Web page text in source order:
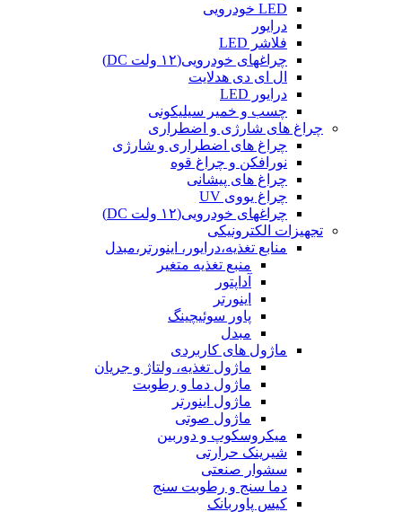
LED خودرویی
درایور
فلاشر LED
چراغهای خودرویی(۱۲ ولت DC)
ال ای دی هدلایت
درایور LED
چسب و خمیر سیلیکونی
چراغ های شارژی و اضطراری
چراغ های اضطراری و شارژی
نورافکن و چراغ قوه
چراغ های پیشانی
چراغ یووی UV
چراغهای خودرویی(۱۲ ولت DC)
تجهیزات الکترونیکی
منابع تغذیه،درایور، اینورتر،مبدل
منبع تغذیه متغیر
آداپتور
اینورتر
پاور سوئیچینگ
مبدل
ماژول های کاربردی
ماژول تغذیه، ولتاژ و جریان
ماژول دما و رطوبت
ماژول اینورتر
ماژول صوتی
میکروسکوپ و دوربین
شیرینک حرارتی
سشوار صنعتی
دما سنج و رطوبت سنج
کیس پاوربانک